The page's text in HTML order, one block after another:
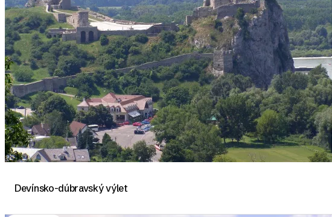
Devínsko-dúbravský výlet